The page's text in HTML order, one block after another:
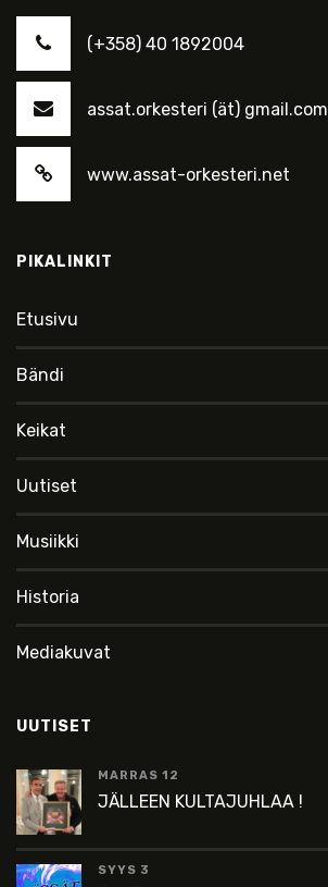
(+358) 40 1892004
assat.orkesteri (ät) gmail.com
www.assat-orkesteri.net
PIKALINKIT
Etusivu
Bändi
Keikat
Uutiset
Musiikki
Historia
Mediakuvat
UUTISET
MARRAS 12
JÄLLEEN KULTAJUHLAA !
SYYS 3